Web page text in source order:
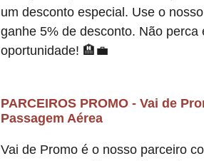
um desconto especial. Use o
ganhe 5% de desconto. Não perca
oportunidade! 🏨💼
PARCEIROS PROMO - Vai de
Passagem Aérea
Vai de Promo é o nosso parceiro